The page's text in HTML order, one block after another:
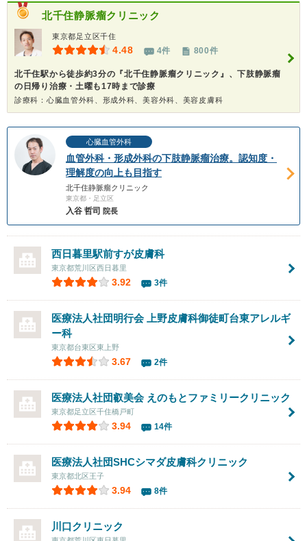
北千住静脈瘤クリニック
東京都足立区千住
4.48 4件 800件
北千住駅から徒歩約3分の『北千住静脈瘤クリニック』、下肢静脈瘤
の日帰り治療・土曜も17時まで診療
診療科：心臓血管外科、形成外科、美容外科、美容皮膚科
心臓血管外科
血管外科・形成外科の下肢静脈瘤治療。認知度・
理解度の向上も目指す
北千住静脈瘤クリニック
東京都・足立区
入谷 哲司 院長
西日暮里駅前すが皮膚科
東京都荒川区西日暮里
3.92 3件
医療法人社団明行会
上野皮膚科御徒町台東アレルギ
ー科
東京都台東区東上野
3.67 2件
医療法人社団叡美会 えのもとファミリークリニック
東京都足立区千住橋戸町
3.94 14件
医療法人社団SHCシマダ皮膚科クリニック
東京都北区王子
3.94 8件
川口クリニック